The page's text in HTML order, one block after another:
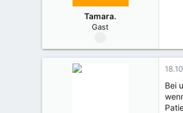
Tamara.
Gast
Bei